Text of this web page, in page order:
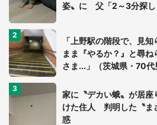
姿〟に 父「2～3分探し
「上野駅の階段で、見
まま『やるか？』と尋
さま...」（茨城県・70代
家に〝デカい蛾〟が居
けた住人 判明した〝ま
惑